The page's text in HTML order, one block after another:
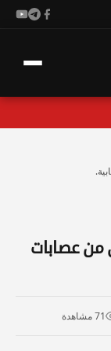
من عصابات
71 مشاهدة